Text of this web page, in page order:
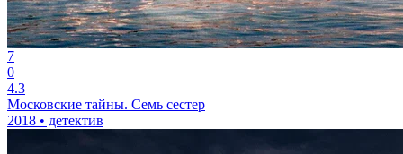
7
0
4.3
Московские тайны. Семь сестер
2018 • детектив